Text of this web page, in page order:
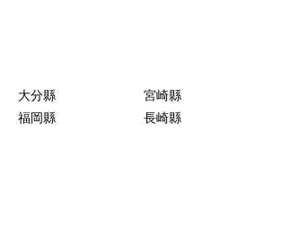
大分縣
宮崎縣
福岡縣
長崎縣